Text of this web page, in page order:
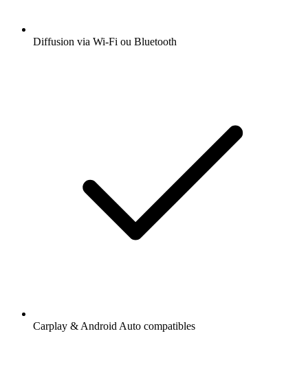
Diffusion via Wi-Fi ou Bluetooth
Carplay & Android Auto compatibles